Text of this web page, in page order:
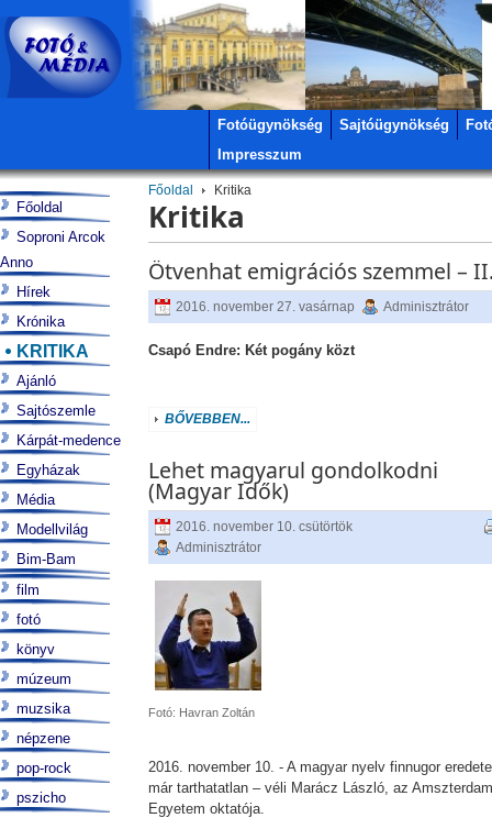
Fotóügynökség Sajtóügynökség
Impresszum
Főoldal Kritika
Kritika
Ötvenhat emigrációs szemmel –
2016. november 27. vasárnap Adminisztrátor
Csapó Endre: Két pogány közt
BŐVEBBEN...
Lehet magyarul gondolkodni
(Magyar Idők)
2016. november 10. csütörtök
Adminisztrátor
Fotó: Havran Zoltán
2016. november 10. - A magyar nyelv finnugor
már tarthatatlan – véli Marácz László, az
Egyetem oktatója.
Főoldal
Soproni Arcok
Anno
Hírek
Krónika
KRITIKA
Ajánló
Sajtószemle
Kárpát-medence
Egyházak
Média
Modellvilág
Bim-Bam
film
fotó
könyv
múzeum
muzsika
népzene
pop-rock
pszicho